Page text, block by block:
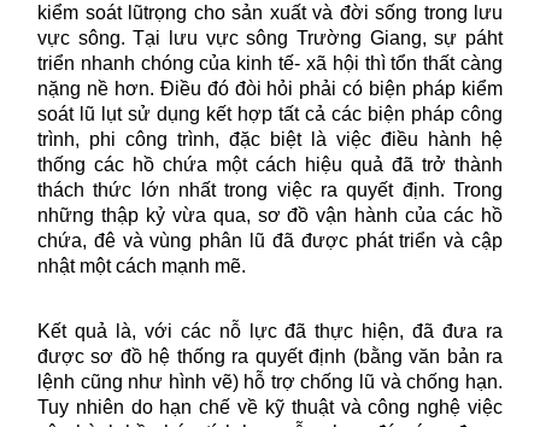
kiểm soát lũtrọng cho sản xuất và đời sống trong lưu
vực sông. Tại lưu vực sông Trường Giang, sự páht
triển nhanh chóng của kinh tế- xã hội thì tổn thất càng
nặng nề hơn. Điều đó đòi hỏi phải có biện pháp kiểm
soát lũ lụt sử dụng kết hợp tất cả các biện pháp công
trình, phi công trình, đặc biệt là việc điều hành hệ
thống các hồ chứa một cách hiệu quả đã trở thành
thách thức lớn nhất trong việc ra quyết định. Trong
những thập kỷ vừa qua, sơ đồ vận hành của các hồ
chứa, đê và vùng phân lũ đã được phát triển và cập
nhật một cách mạnh mẽ.
Kết quả là, với các nỗ lực đã thực hiện, đã đưa ra
được sơ đồ hệ thống ra quyết định (bằng văn bản ra
lệnh cũng như hình vẽ) hỗ trợ chống lũ và chống hạn.
Tuy nhiên do hạn chế về kỹ thuật và công nghệ việc